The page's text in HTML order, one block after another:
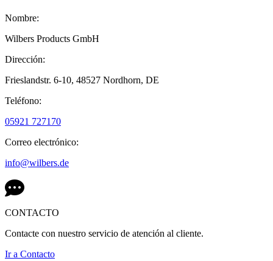
Nombre:
Wilbers Products GmbH
Dirección:
Frieslandstr. 6-10, 48527 Nordhorn, DE
Teléfono:
05921 727170
Correo electrónico:
info@wilbers.de
CONTACTO
Contacte con nuestro servicio de atención al cliente.
Ir a Contacto